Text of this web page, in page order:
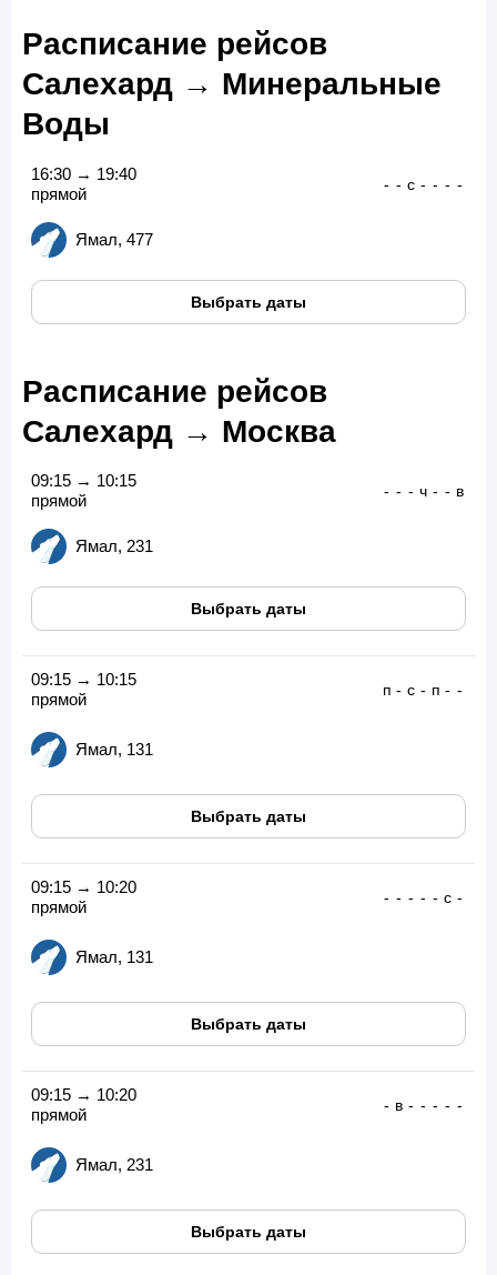
Расписание рейсов
Салехард → Минеральные
Воды
16:30 → 19:40
прямой
Ямал, 477
- - с - - - -
Выбрать даты
Расписание рейсов
Салехард → Москва
09:15 → 10:15
прямой
Ямал, 231
- - - ч - - в
Выбрать даты
09:15 → 10:15
прямой
Ямал, 131
п - с - п - -
Выбрать даты
09:15 → 10:20
прямой
Ямал, 131
- - - - - с -
Выбрать даты
09:15 → 10:20
прямой
Ямал, 231
- в - - - - -
Выбрать даты